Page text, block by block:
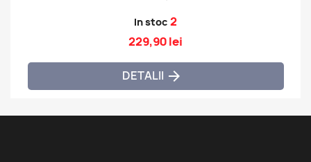
In stoc 2
229,90 lei
DETALII 